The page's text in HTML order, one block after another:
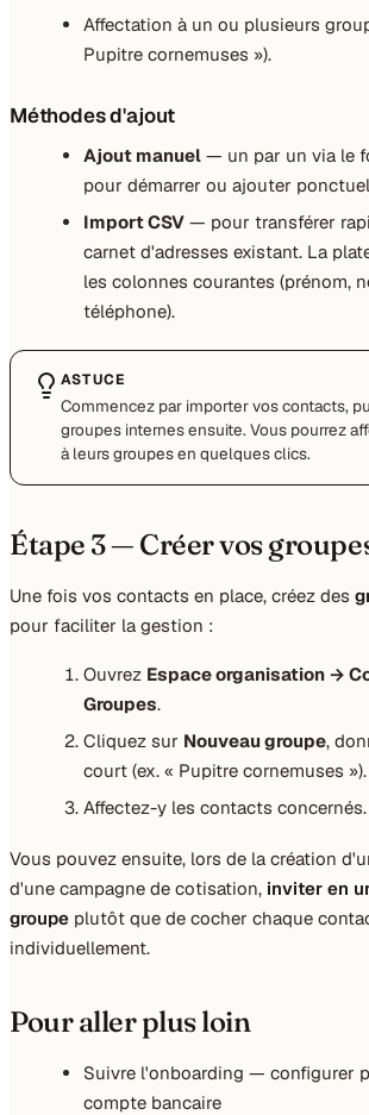
Affectation à un ou plusieurs
Pupitre cornemuses »).
Méthodes d'ajout
Ajout manuel — un par un via le
pour démarrer ou ajouter
Import CSV — pour transférer
carnet d'adresses existant. La
les colonnes courantes (prénom,
téléphone).
ASTUCE
Commencez par importer vos contacts,
groupes internes ensuite. Vous pourrez
à leurs groupes en quelques clics.
Étape 3 — Créer vos
Une fois vos contacts en place, créez des
pour faciliter la gestion :
Ouvrez Espace organisation →
Groupes.
Cliquez sur Nouveau groupe,
court (ex. « Pupitre cornemuses »).
Affectez-y les contacts concernés.
Vous pouvez ensuite, lors de la création
d'une campagne de cotisation, inviter en
groupe plutôt que de cocher chaque
individuellement.
Pour aller plus loin
Suivre l'onboarding — configurer
compte bancaire